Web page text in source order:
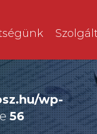
wp-
56